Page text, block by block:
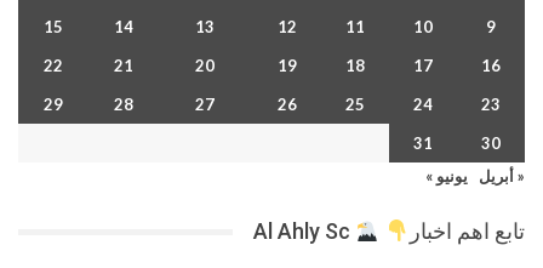
9
10
11
12
13
14
15
16
17
18
19
20
21
22
23
24
25
26
27
28
29
30
31
« أبريل
يونيو »
تابع اهم اخبار